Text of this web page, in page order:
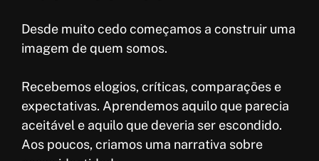
Desde muito cedo começamos a construir uma
imagem de quem somos.
Recebemos elogios, críticas, comparações e
expectativas. Aprendemos aquilo que parecia
aceitável e aquilo que deveria ser escondido.
Aos poucos, criamos uma narrativa sobre